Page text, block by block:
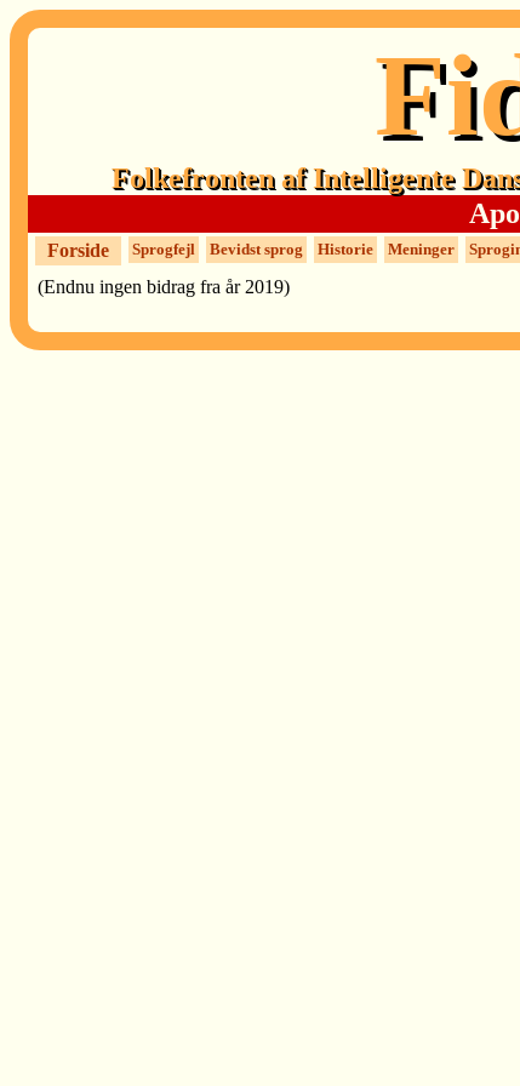
Folkefronten af Intelligente
Forside Sprogfejl Bevidst sprog Historie Meninger
(Endnu ingen bidrag fra år 2019)